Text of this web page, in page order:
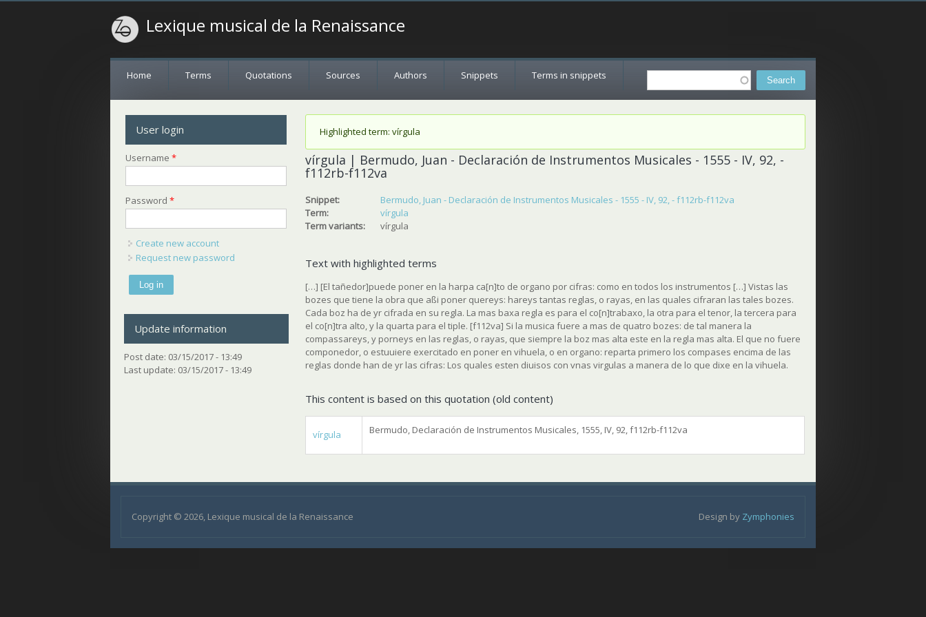
Lexique musical de la Renaissance
Search
Home Terms Quotations Sources Authors Snippets Terms in snippets
Status message
Highlighted term: vírgula
vírgula | Bermudo, Juan - Declaración de Instrumentos Musicales - 1555 - IV, 92, -
f112rb-f112va
Snippet:
Bermudo, Juan - Declaración de Instrumentos Musicales - 1555 - IV, 92, - f112rb-f112va
Term:
vírgula
Term variants:
vírgula
Text with highlighted terms
[…] [El tañedor]puede poner en la harpa ca[n]to de organo por cifras: como en todos los instrumentos […] Vistas las
bozes que tiene la obra que aßi poner quereys: hareys tantas reglas, o rayas, en las quales cifraran las tales bozes.
Cada boz ha de yr cifrada en su regla. La mas baxa regla es para el co[n]trabaxo, la otra para el tenor, la tercera para
el co[n]tra alto, y la quarta para el tiple. [f112va] Si la musica fuere a mas de quatro bozes: de tal manera la
compassareys, y porneys en las reglas, o rayas, que siempre la boz mas alta este en la regla mas alta. El que no fuere
componedor, o estuuiere exercitado en poner en vihuela, o en organo: reparta primero los compases encima de las
reglas donde han de yr las cifras: Los quales esten diuisos con vnas virgulas a manera de lo que dixe en la vihuela.
This content is based on this quotation (old content)
vírgula Bermudo, Declaración de Instrumentos Musicales, 1555, IV, 92, f112rb-f112va
User login
Username*
Password*
Create new account
Request new password
Update information
Post date: 03/15/2017 - 13:49
Last update: 03/15/2017 - 13:49
Copyright © 2026, Lexique musical de la Renaissance Design by Zymphonies